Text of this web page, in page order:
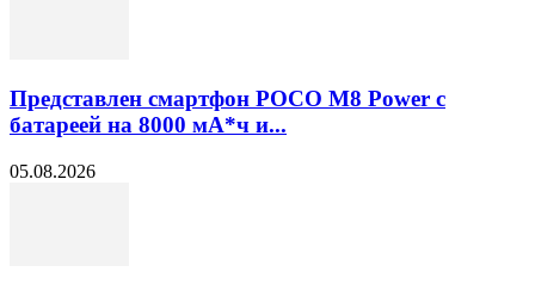
Представлен смартфон POCO M8 Power с
батареей на 8000 мА*ч и...
05.08.2026